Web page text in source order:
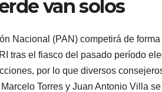
van solos
Nacional (PAN) competirá de
tras el fiasco del pasado período
por lo que diversos
Torres y Juan Antonio Villa